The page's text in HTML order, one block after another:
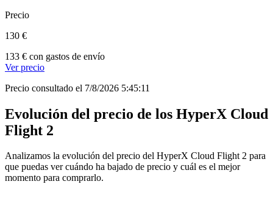
Precio
130 €
133 € con gastos de envío
Ver precio
Precio consultado el 7/8/2026 5:45:11
Evolución del precio de los HyperX Cloud
Flight 2
Analizamos la evolución del precio del HyperX Cloud Flight 2 para
que puedas ver cuándo ha bajado de precio y cuál es el mejor
momento para comprarlo.